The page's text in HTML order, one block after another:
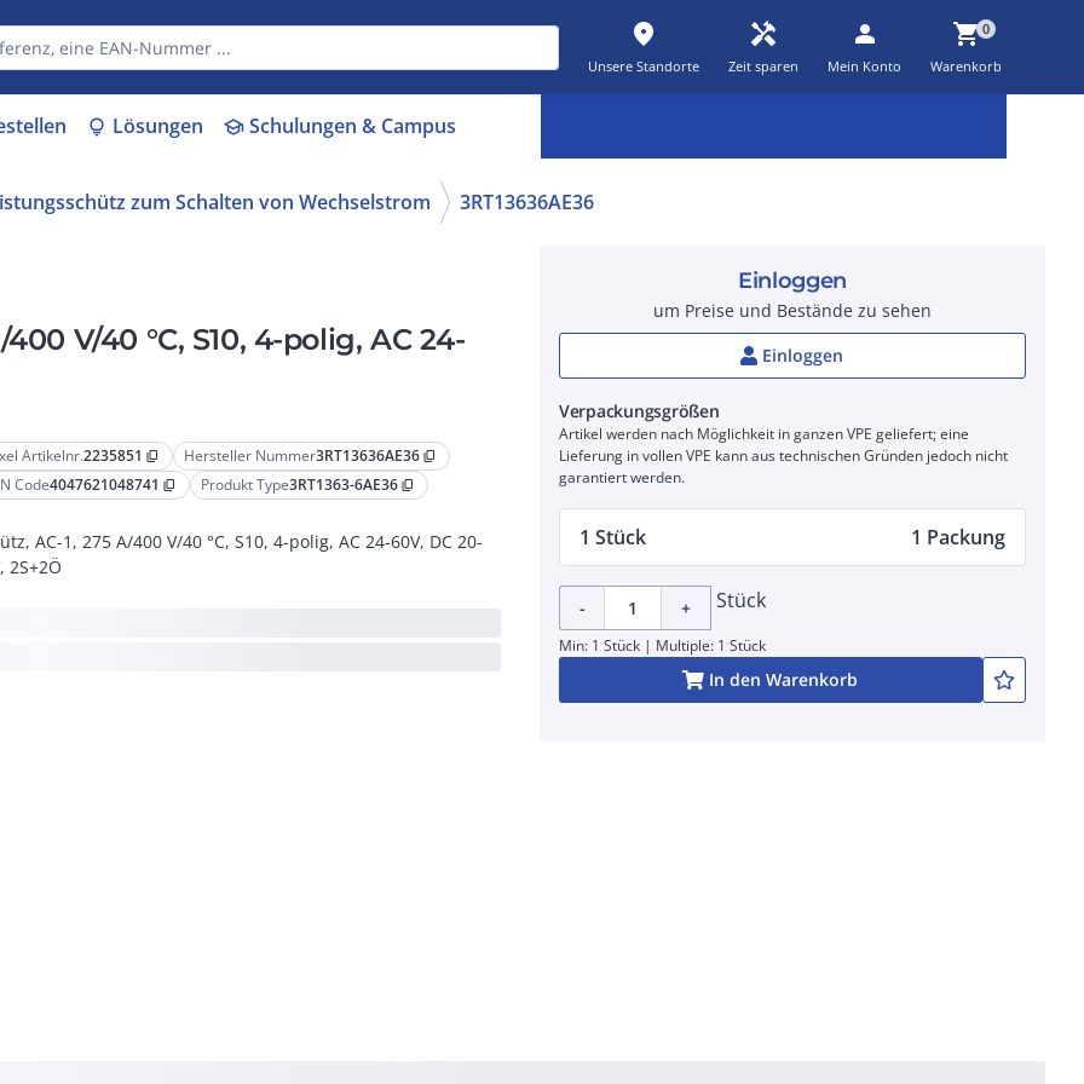
place
Unsere Standorte
handyman
Zeit sparen
person
Mein Konto
shopping_cart0
Warenkorb
lightbulb Lösungen schoolSchulungen & Campus
zum Schalten von Wechselstrom 3RT13636AE36
V/40 °C, S10, 4-polig, AC 24-
Artikelnr.2235851 content_copy Hersteller Nummer3RT13636AE36 content_copy
Code4047621048741 content_copy Produkt Type3RT1363-6AE36 content_copy
AC-1, 275 A/400 V/40 °C, S10, 4-polig, AC 24-60V, DC 20-
2S+2Ö
Einloggen
um Preise und Bestände zu sehen
Einloggen
Verpackungsgrößen
Artikel werden nach Möglichkeit in ganzen VPE geliefert; eine
Lieferung in vollen VPE kann aus technischen Gründen jedoch nicht
garantiert werden.
1 Stück 1 Packung
- + Stück
Min: 1 Stück | Multiple: 1 Stück
In den Warenkorb